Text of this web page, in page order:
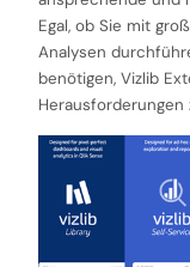
Egal, ob Sie mit
Analysen
benötigen, Vizlib
Herausforderungen